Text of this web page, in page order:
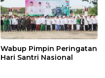
Wabup Pimpin Peringatan
Hari Santri Nasional